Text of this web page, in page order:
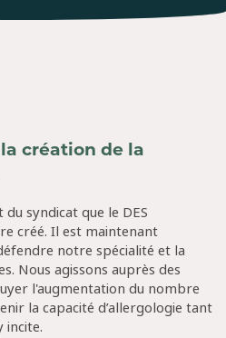
la création de la
syndicat que le DES
créé. Il est maintenant
notre spécialité et la
Nous agissons auprès des
l'augmentation du nombre
la capacité d’allergologie tant
incite.